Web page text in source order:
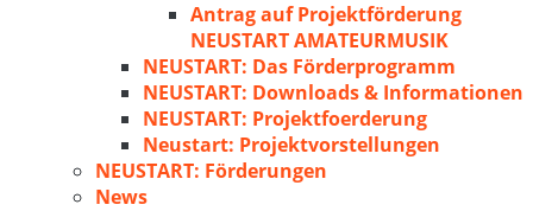
Antrag auf Projektförderung
NEUSTART AMATEURMUSIK
NEUSTART: Das Förderprogramm
NEUSTART: Downloads & Informationen
NEUSTART: Projektfoerderung
Neustart: Projektvorstellungen
NEUSTART: Förderungen
News